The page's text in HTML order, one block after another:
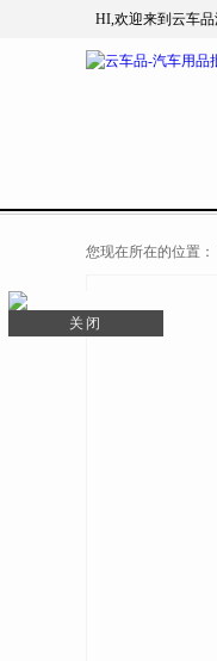
HI,欢迎来到云车
您现在所在的位置：
关闭